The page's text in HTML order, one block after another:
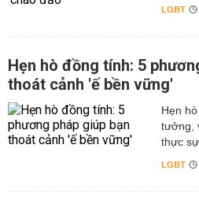
LGBT
Hẹn hò đồng tính: 5
thoát cảnh 'ế bền vững'
Hẹn
tưởng,
thực
LGBT